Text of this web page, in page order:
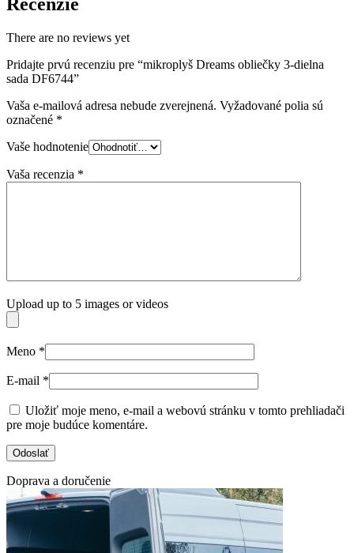
Recenzie
There are no reviews yet
Pridajte prvú recenziu pre “mikroplyš Dreams obliečky 3-dielna
sada DF6744”
Vaša e-mailová adresa nebude zverejnená. Vyžadované polia sú
označené *
Vaše hodnotenie
Vaša recenzia *
Upload up to 5 images or videos
Meno *
E-mail *
Uložiť moje meno, e-mail a webovú stránku v tomto prehliadači
pre moje budúce komentáre.
Doprava a doručenie